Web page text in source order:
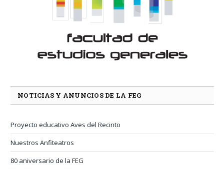
NOTICIAS Y ANUNCIOS DE LA FEG
Proyecto educativo Aves del Recinto
Nuestros Anfiteatros
80 aniversario de la FEG